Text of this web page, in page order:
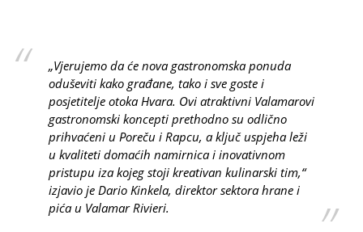
„Vjerujemo da će nova gastronomska ponuda
oduševiti kako građane, tako i sve goste i
posjetitelje otoka Hvara. Ovi atraktivni Valamarovi
gastronomski koncepti prethodno su odlično
prihvaćeni u Poreču i Rapcu, a ključ uspjeha leži
u kvaliteti domaćih namirnica i inovativnom
pristupu iza kojeg stoji kreativan kulinarski tim,“
izjavio je Dario Kinkela, direktor sektora hrane i
pića u Valamar Rivieri.